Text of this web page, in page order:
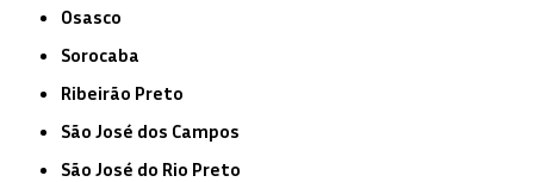
Osasco
Sorocaba
Ribeirão Preto
São José dos Campos
São José do Rio Preto